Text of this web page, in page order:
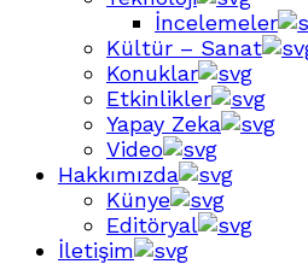
İncelemeler
Kültür – Sanat
Konuklar
Etkinlikler
Yapay Zeka
Video
Hakkımızda
Künye
Editöryal
İletişim